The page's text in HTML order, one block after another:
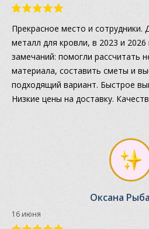
Прекрасное место и сотрудники.
металл для кровли, в 2023 и 2026
замечаний: помогли рассчитать
материала, составить сметы и
подходящий вариант. Быстрое
Низкие цены на доставку.
Оксана
16 июня